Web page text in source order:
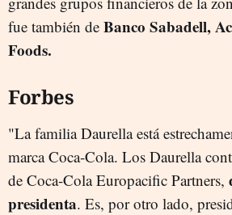
fue también de Banco Sabadell,
Foods.
Forbes
"La familia Daurella está
marca Coca-Cola. Los Daurella
de Coca-Cola Europacific Partners,
presidenta. Es, por otro lado,